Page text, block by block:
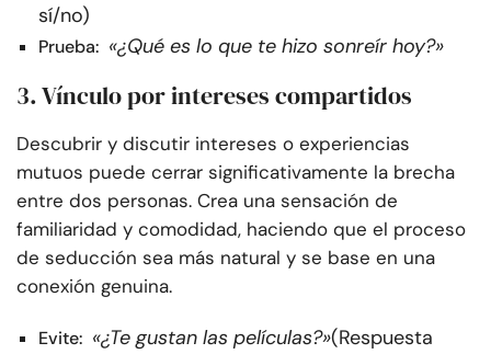
sí/no)
Prueba: «¿Qué es lo que te hizo sonreír hoy?»
3. Vínculo por intereses compartidos
Descubrir y discutir intereses o experiencias
mutuos puede cerrar significativamente la brecha
entre dos personas. Crea una sensación de
familiaridad y comodidad, haciendo que el proceso
de seducción sea más natural y se base en una
conexión genuina.
Evite: «¿Te gustan las películas?»(Respuesta